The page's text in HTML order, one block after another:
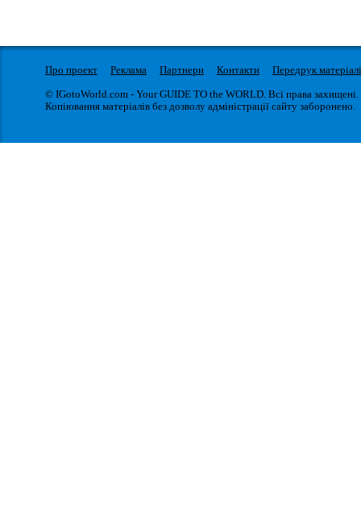
Про проект Реклама Партнери Контакти
Передрук
© IGotoWorld.com - Your GUIDE TO the WORLD. Всі права захищені.
Копіювання матеріалів без дозволу адміністрації сайту заборонено.